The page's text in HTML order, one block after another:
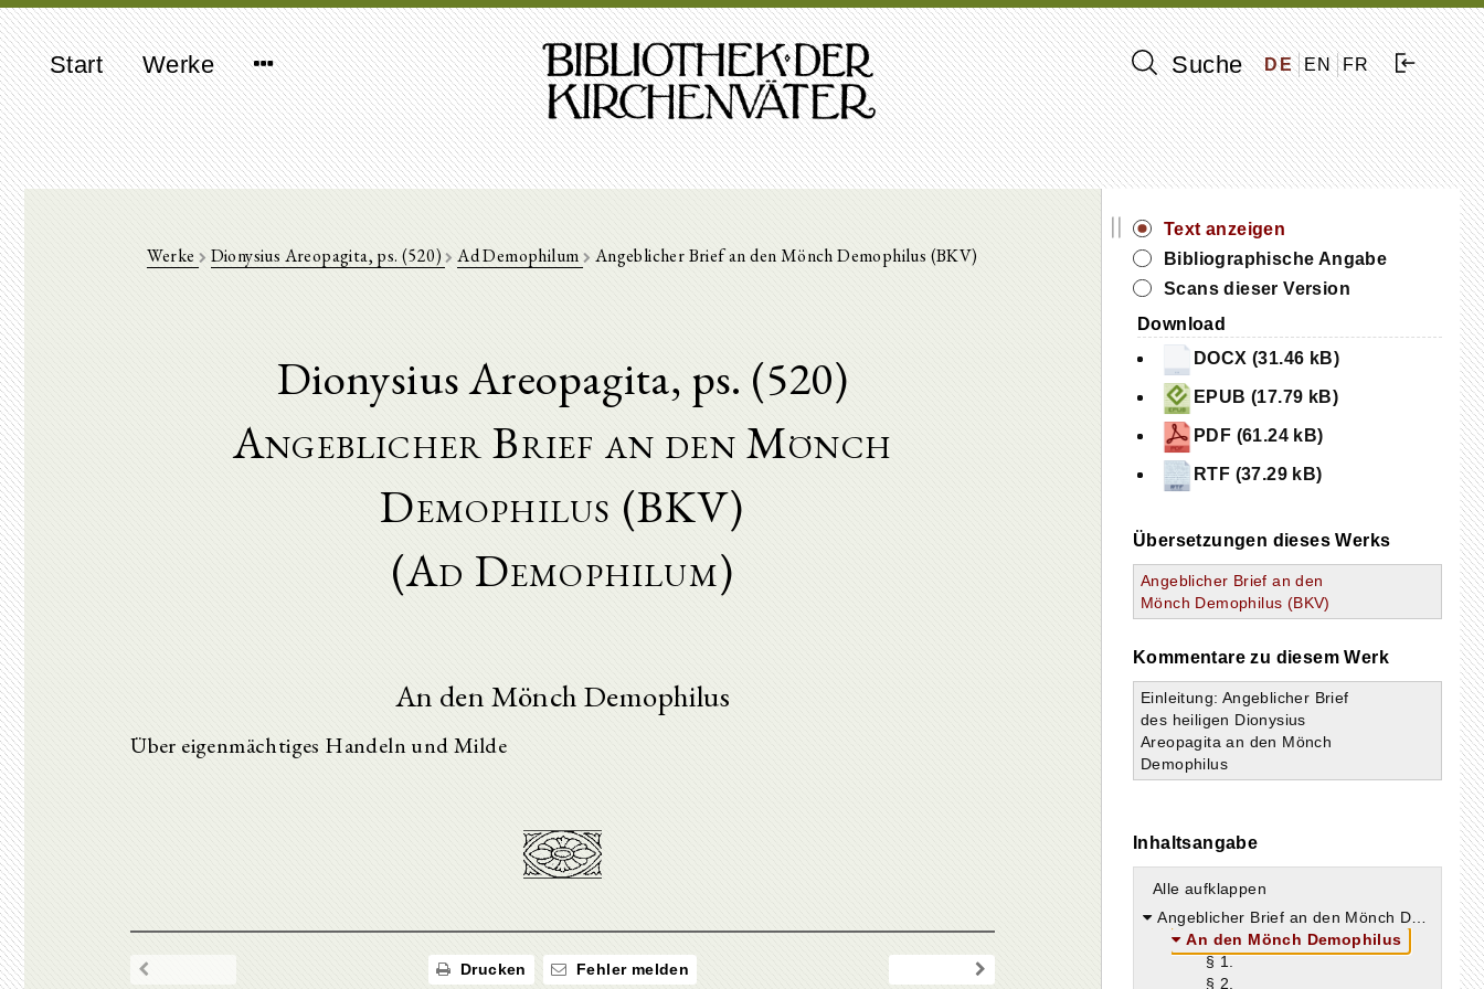
Start Werke Suche DE EN FR
Werke Dionysius Areopagita, ps. (520) Ad Demophilum Angeblicher Brief an den Mönch Demophilus (BKV)
Dionysius Areopagita, ps. (520)
Angeblicher Brief an den Mönch
Demophilus (BKV)
(Ad Demophilum)
An den Mönch Demophilus
Über eigenmächtiges Handeln und Milde
Drucken Fehler melden
||
Text anzeigen
Bibliographische Angabe
Scans dieser Version
Download
DOCX (31.46 kB)
EPUB (17.79 kB)
PDF (61.24 kB)
RTF (37.29 kB)
Übersetzungen dieses Werks
Angeblicher Brief an den
Mönch Demophilus (BKV)
Kommentare zu diesem Werk
Einleitung: Angeblicher Brief
des heiligen Dionysius
Areopagita an den Mönch
Demophilus
Inhaltsangabe
Alle aufklappen
Angeblicher Brief an den Mönch Demophilus (Ad Demophilum)
An den Mönch Demophilus
§ 1.
§ 2.